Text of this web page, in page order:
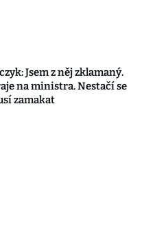
Jsem z něj zklamaný.
na ministra. Nestačí se
zamakat